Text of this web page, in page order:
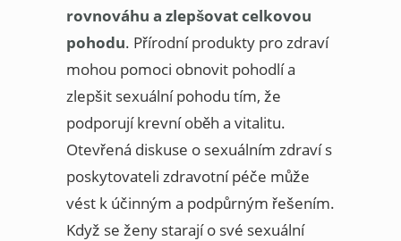
rovnováhu a zlepšovat celkovou
pohodu. Přírodní produkty pro zdraví
mohou pomoci obnovit pohodlí a
zlepšit sexuální pohodu tím, že
podporují krevní oběh a vitalitu.
Otevřená diskuse o sexuálním zdraví s
poskytovateli zdravotní péče může
vést k účinným a podpůrným řešením.
Když se ženy starají o své sexuální